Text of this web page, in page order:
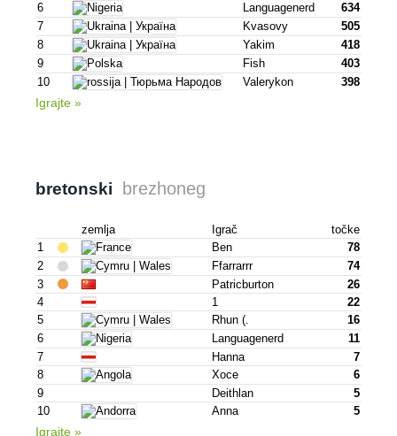
6
Languagenerd
634
7
Kvasovy
505
8
Yakim
418
9
Fish
403
10
Valerykon 398
Igrajte »
bretonski brezhoneg
zemlja Igrač
točke
1
Ben
78
2
Ffarrarrr
74
3
Patricburton
26
4
1
22
5
Rhun (.
16
6
Languagenerd
11
7
Hanna
7
8
Хосе
6
9
Deithlan
5
10
Anna 5
Igrajte »